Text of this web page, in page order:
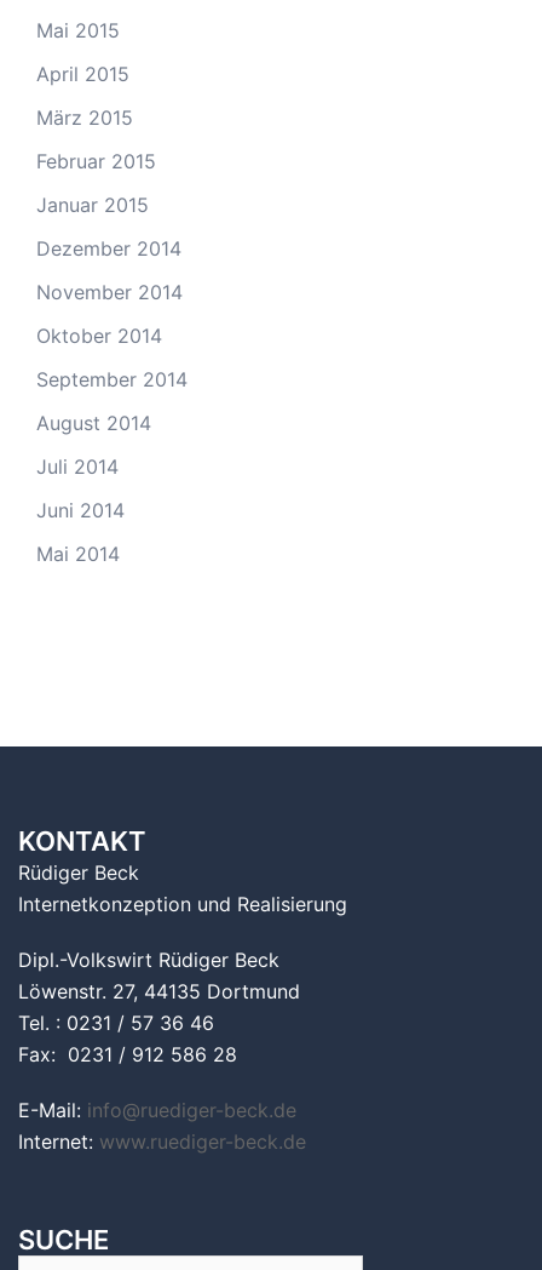
Mai 2015
April 2015
März 2015
Februar 2015
Januar 2015
Dezember 2014
November 2014
Oktober 2014
September 2014
August 2014
Juli 2014
Juni 2014
Mai 2014
KONTAKT
Rüdiger Beck
Internetkonzeption und Realisierung
Dipl.-Volkswirt Rüdiger Beck
Löwenstr. 27, 44135 Dortmund
Tel. : 0231 / 57 36 46
Fax: 0231 / 912 586 28
E-Mail: info@ruediger-beck.de
Internet: www.ruediger-beck.de
SUCHE